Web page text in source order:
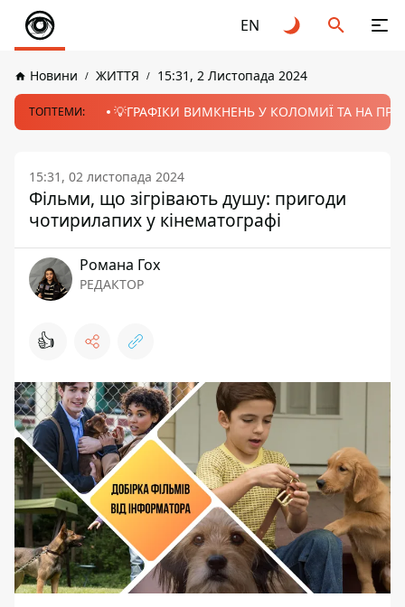
EN
Новини ЖИТТЯ 15:31, 2 Листопада 2024
ТОПТЕМИ: 💡ГРАФІКИ ВИМКНЕНЬ У КОЛОМИЇ ТА НА
15:31, 02 листопада 2024
Фільми, що зігрівають душу: пригоди
чотирилапих у кінематографі
Романа Гох
РЕДАКТОР
👍